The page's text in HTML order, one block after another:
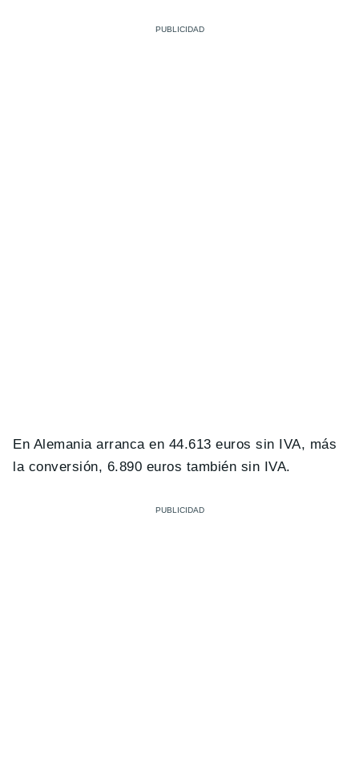
En Alemania arranca en 44.613 euros sin IVA, más
la conversión, 6.890 euros también sin IVA.